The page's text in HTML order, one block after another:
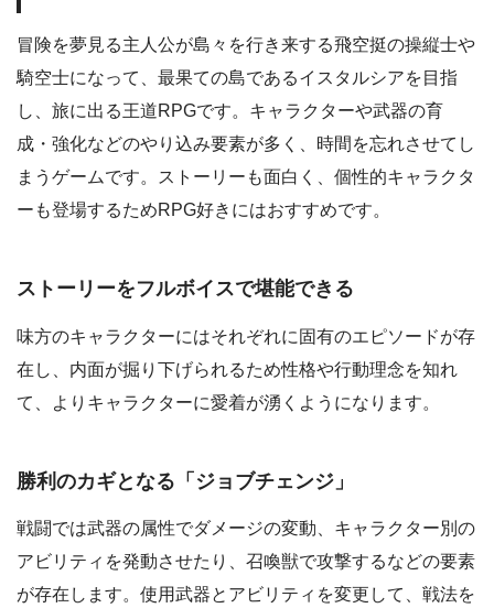
冒険を夢見る主人公が島々を行き来する飛空挺の操縦士や
騎空士になって、最果ての島であるイスタルシアを目指
し、旅に出る王道RPGです。キャラクターや武器の育
成・強化などのやり込み要素が多く、時間を忘れさせてし
まうゲームです。ストーリーも面白く、個性的キャラクタ
ーも登場するためRPG好きにはおすすめです。
ストーリーをフルボイスで堪能できる
味方のキャラクターにはそれぞれに固有のエピソードが存
在し、内面が掘り下げられるため性格や行動理念を知れ
て、よりキャラクターに愛着が湧くようになります。
勝利のカギとなる「ジョブチェンジ」
戦闘では武器の属性でダメージの変動、キャラクター別の
アビリティを発動させたり、召喚獣で攻撃するなどの要素
が存在します。使用武器とアビリティを変更して、戦法を